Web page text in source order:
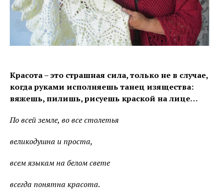
Красота – это страшная сила, только не в случае,
когда руками исполняешь танец изящества:
вяжешь, пилишь, рисуешь краской на лице…
По всей земле, во все столетья
великодушна и проста,
всем языкам на белом свете
всегда понятна красота.